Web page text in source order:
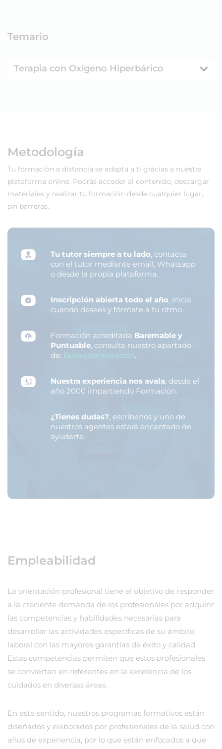
Temario
Terapia con Oxígeno Hiperbárico
Metodología
Tu formación a distancia se adapta a ti gracias a nuestra
plataforma online. Podrás acceder al contenido, descargar
materiales y realizar tu formación desde cualquier lugar,
sin barreras.
Tu tutor siempre a tu lado, contacta
con el tutor mediante email, Whatsapp
o desde la propia plataforma.
Inscripción abierta todo el año, inicia
cuando desees y fórmate a tu ritmo.
Formación acreditada Baremable y
Puntuable, consulta nuestro apartado
de: Bolsas contratación.
Nuestra experiencia nos avala, desde el
año 2000 impartiendo Formación.
¿Tienes dudas?, escríbenos y uno de
nuestros agentes estará encantado de
ayudarte.
Empleabilidad
La orientación profesional tiene el objetivo de responder
a la creciente demanda de los profesionales por adquirir
las competencias y habilidades necesarias para
desarrollar las actividades específicas de su ámbito
laboral con las mayores garantías de éxito y calidad.
Estas competencias permiten que estos profesionales
se conviertan en referentes en la excelencia de los
cuidados en diversas áreas.
En este sentido, nuestros programas formativos están
diseñados y elaborados por profesionales de la salud con
años de experiencia, por lo que están enfocados a que